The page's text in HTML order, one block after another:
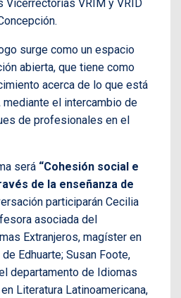
Vicerrectorías VRIM y VRID
surge como un espacio
abierta, que tiene como
acerca de lo que está
mediante el intercambio de
de profesionales en el
será “Cohesión social e
de la enseñanza de
participarán Cecilia
asociada del
Extranjeros, magíster en
Edhuarte; Susan Foote,
departamento de Idiomas
Literatura Latinoamericana,